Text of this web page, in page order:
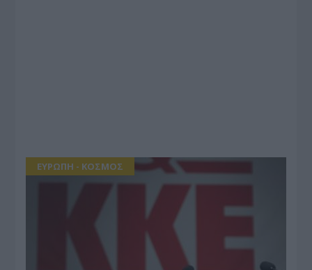
ΕΥΡΩΠΗ - ΚΟΣΜΟΣ